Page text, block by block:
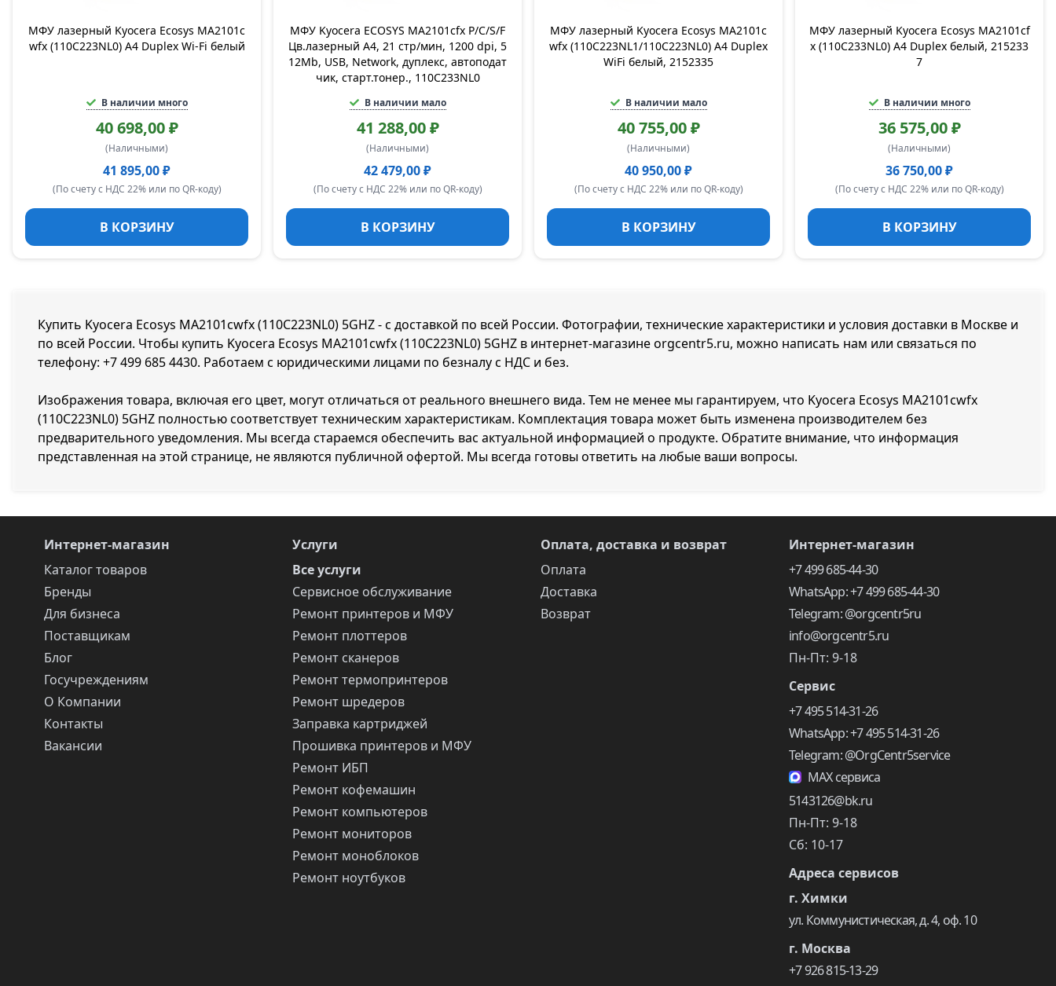
МФУ лазерный Kyocera Ecosys MA2101c
wfx (110C223NL0) A4 Duplex Wi-Fi белый
В наличии много
40 698,00 ₽
(Наличными)
41 895,00 ₽
(По счету с НДС 22% или по QR-коду)
В КОРЗИНУ
МФУ Kyocera ECOSYS MA2101cfx P/C/S/F
Цв.лазерный А4, 21 стр/мин, 1200 dpi, 5
12Mb, USB, Network, дуплекс, автоподат
чик, старт.тонер., 110C233NL0
В наличии мало
41 288,00 ₽
(Наличными)
42 479,00 ₽
(По счету с НДС 22% или по QR-коду)
В КОРЗИНУ
МФУ лазерный Kyocera Ecosys MA2101c
wfx (110C223NL1/110C223NL0) A4 Duplex
WiFi белый, 2152335
В наличии мало
40 755,00 ₽
(Наличными)
40 950,00 ₽
(По счету с НДС 22% или по QR-коду)
В КОРЗИНУ
МФУ лазерный Kyocera Ecosys MA2101cf
x (110C233NL0) A4 Duplex белый, 215233
7
В наличии много
36 575,00 ₽
(Наличными)
36 750,00 ₽
(По счету с НДС 22% или по QR-коду)
В КОРЗИНУ
Купить Kyocera Ecosys MA2101cwfx (110C223NL0) 5GHZ - с доставкой по всей России. Фотографии, технические характеристики и условия доставки в Москве и
по всей России. Чтобы купить Kyocera Ecosys MA2101cwfx (110C223NL0) 5GHZ в интернет-магазине orgcentr5.ru, можно написать нам или связаться по
телефону: +7 499 685 4430. Работаем с юридическими лицами по безналу с НДС и без.
Изображения товара, включая его цвет, могут отличаться от реального внешнего вида. Тем не менее мы гарантируем, что Kyocera Ecosys MA2101cwfx
(110C223NL0) 5GHZ полностью соответствует техническим характеристикам. Комплектация товара может быть изменена производителем без
предварительного уведомления. Мы всегда стараемся обеспечить вас актуальной информацией о продукте. Обратите внимание, что информация
представленная на этой странице, не являются публичной офертой. Мы всегда готовы ответить на любые ваши вопросы.
Интернет-магазин
Каталог товаров
Бренды
Для бизнеса
Поставщикам
Блог
Госучреждениям
О Компании
Контакты
Вакансии
Услуги
Все услуги
Сервисное обслуживание
Ремонт принтеров и МФУ
Ремонт плоттеров
Ремонт сканеров
Ремонт термопринтеров
Ремонт шредеров
Заправка картриджей
Прошивка принтеров и МФУ
Ремонт ИБП
Ремонт кофемашин
Ремонт компьютеров
Ремонт мониторов
Ремонт моноблоков
Ремонт ноутбуков
Оплата, доставка и возврат
Оплата
Доставка
Возврат
Интернет-магазин
+7 499 685-44-30
WhatsApp: +7 499 685-44-30
Telegram: @orgcentr5ru
info@orgcentr5.ru
Пн-Пт: 9-18
Сервис
+7 495 514-31-26
WhatsApp: +7 495 514-31-26
Telegram: @OrgCentr5service
MAX сервиса
5143126@bk.ru
Пн-Пт: 9-18
Сб: 10-17
Адреса сервисов
г. Химки
ул. Коммунистическая, д. 4, оф. 10
г. Москва
+7 926 815-13-29